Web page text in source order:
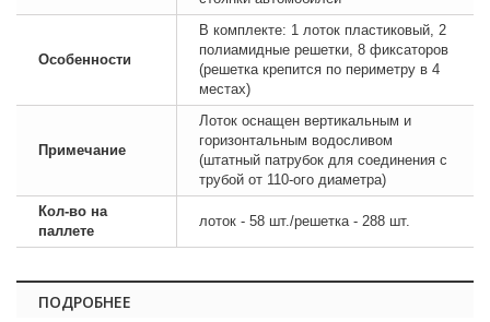
Особенности
В комплекте: 1 лоток пластиковый, 2
полиамидные решетки, 8 фиксаторов
(решетка крепится по периметру в 4
местах)
Примечание
Лоток оснащен вертикальным и
горизонтальным водосливом
(штатный патрубок для соединения с
трубой от 110-ого диаметра)
Кол-во на
паллете
лоток - 58 шт./решетка - 288 шт.
ПОДРОБНЕЕ